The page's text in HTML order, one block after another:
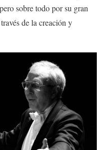
sobre todo por su gran
de la creación y